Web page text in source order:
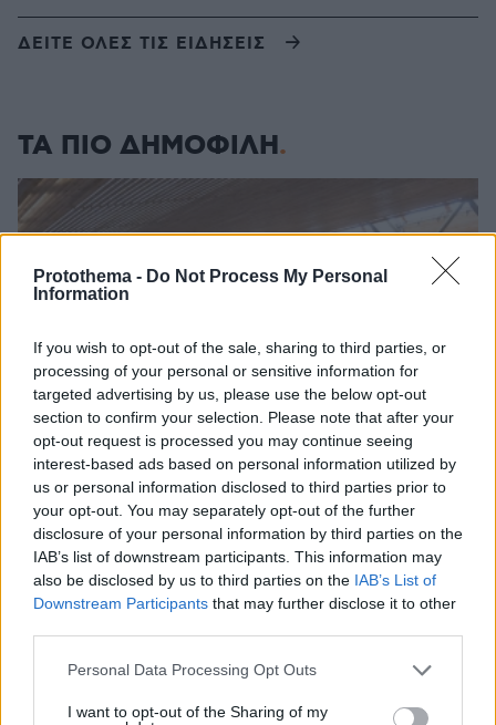
Protothema - Do Not Process My Personal
Information
If you wish to opt-out of the sale, sharing to third parties, or
processing of your personal or sensitive information for
targeted advertising by us, please use the below opt-out
section to confirm your selection. Please note that after your
opt-out request is processed you may continue seeing
interest-based ads based on personal information utilized by
us or personal information disclosed to third parties prior to
your opt-out. You may separately opt-out of the further
disclosure of your personal information by third parties on the
IAB’s list of downstream participants. This information may
also be disclosed by us to third parties on the IAB’s List of
Downstream Participants that may further disclose it to other
Please note that this website/app uses one or more Google
not limited to your visit or usage behaviour. You may click to
Personal Data Processing Opt Outs
I want to opt-out of the Sharing of my
ΔΕΙΤΕ ΟΛΕΣ ΤΙΣ ΕΙΔΗΣΕΙΣ
ΤΑ ΠΙΟ ΔΗΜΟΦΙΛΗ
Μυστήριο 3.500 ετών στη Σαντορίνη: Ο 15χρονος
που δεν πρόλαβε να ξεφύγει από το τσουνάμι